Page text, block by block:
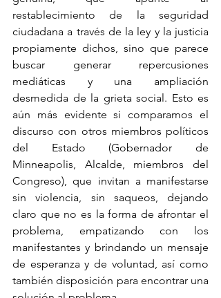
restablecimiento de la seguridad
ciudadana a través de la ley y la justicia
propiamente dichos, sino que parece
buscar generar repercusiones
mediáticas y una ampliación
desmedida de la grieta social. Esto es
aún más evidente si comparamos el
discurso con otros miembros políticos
del Estado (Gobernador de
Minneapolis, Alcalde, miembros del
Congreso), que invitan a manifestarse
sin violencia, sin saqueos, dejando
claro que no es la forma de afrontar el
problema, empatizando con los
manifestantes y brindando un mensaje
de esperanza y de voluntad, así como
también disposición para encontrar una